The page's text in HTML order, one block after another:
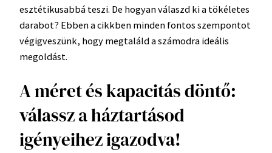
esztétikusabbá teszi. De hogyan válaszd ki a tökéletes
darabot? Ebben a cikkben minden fontos szempontot
végigveszünk, hogy megtaláld a számodra ideális
megoldást.
A méret és kapacitás döntő:
válassz a háztartásod
igényeihez igazodva!